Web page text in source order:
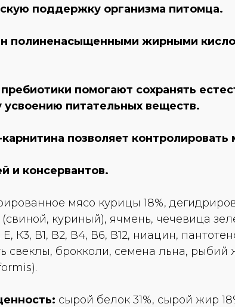
поддержку организма питомца.
полиненасыщенными жирными
помогают сохранять
усвоению питательных веществ.
позволяет
и консервантов.
мясо курицы 18%,
куриный), ячмень, чечевица
E, К3, В1, В2, В4, В6, В12, ниацин,
свеклы, брокколи, семена льна,
сырой белок 31%, сырой жир